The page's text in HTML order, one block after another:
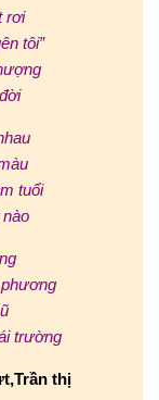
rơi
tôi”
tuổi
trường
thị